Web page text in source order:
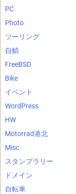
PC
Photo
ツーリング
自鯖
FreeBSD
Bike
イベント
WordPress
HW
Motorrad港北
Misc
スタンプラリー
ドメイン
自転車